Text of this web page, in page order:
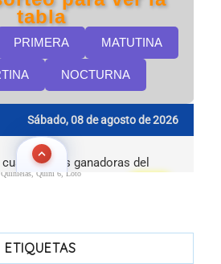
Quinielas, Quini 6, Loto
ETIQUETAS